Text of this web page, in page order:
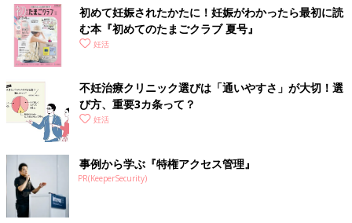
初めて妊娠されたかたに！妊娠がわかったら最初に読
む本『初めてのたまごクラブ 夏号』
妊活
不妊治療クリニック選びは「通いやすさ」が大切！選
び方、重要3カ条って？
妊活
事例から学ぶ『特権アクセス管理』
PR(KeeperSecurity)